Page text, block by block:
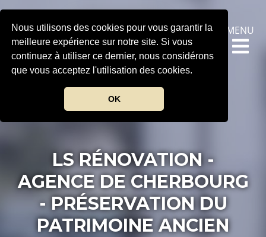
Nous utilisons des cookies pour vous garantir la
meilleure expérience sur notre site. Si vous
continuez à utiliser ce dernier, nous considérons
que vous acceptez l'utilisation des cookies.
OK
.
MENU
LS RÉNOVATION -
AGENCE DE CHERBOURG
- PRÉSERVATION DU
PATRIMOINE ANCIEN